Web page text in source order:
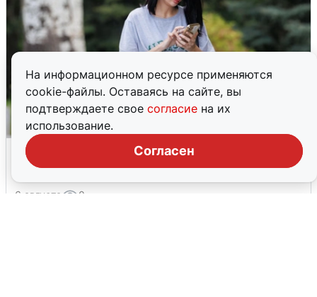
На информационном ресурсе применяются
cookie-файлы. Оставаясь на сайте, вы
подтверждаете свое согласие на их
использование.
Согласен
Волгоградцы остались без
мобильного интернета
6 августа 0